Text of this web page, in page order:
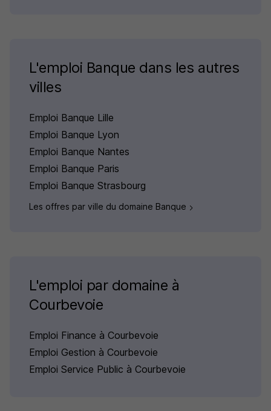
L'emploi Banque dans les autres
villes
Emploi Banque Lille
Emploi Banque Lyon
Emploi Banque Nantes
Emploi Banque Paris
Emploi Banque Strasbourg
Les offres par ville du domaine Banque
L'emploi par domaine à
Courbevoie
Emploi Finance à Courbevoie
Emploi Gestion à Courbevoie
Emploi Service Public à Courbevoie